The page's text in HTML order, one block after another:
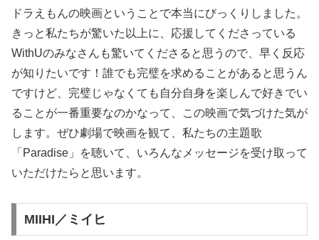
ドラえもんの映画ということで本当にびっくりしました。
きっと私たちが驚いた以上に、応援してくださっている
WithUのみなさんも驚いてくださると思うので、早く反応
が知りたいです！誰でも完璧を求めることがあると思うん
ですけど、完璧じゃなくても自分自身を楽しんで好きでい
ることが一番重要なのかなって、この映画で気づけた気が
します。ぜひ劇場で映画を観て、私たちの主題歌
「Paradise」を聴いて、いろんなメッセージを受け取って
いただけたらと思います。
MIIHI／ミイヒ